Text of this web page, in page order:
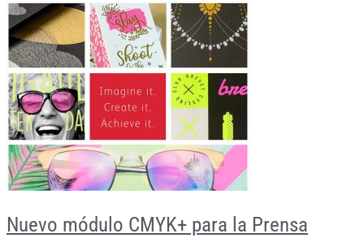
Nuevo módulo CMYK+ para la Prensa